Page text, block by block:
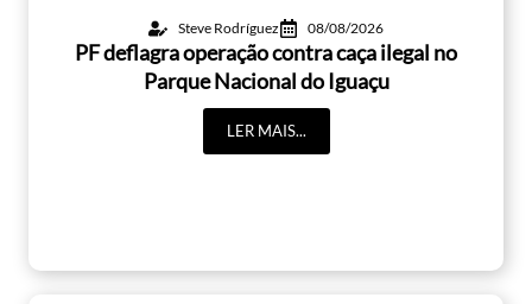
Steve Rodríguez 08/08/2026
PF deflagra operação contra caça ilegal no
Parque Nacional do Iguaçu
LER MAIS...